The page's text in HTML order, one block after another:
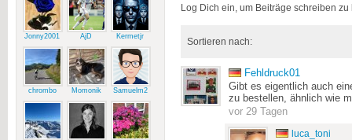
Jonny2001 AjD Kermetjr
chrombo Momonik Samuelm2
Log Dich ein, um Beiträge schreiben zu
Sortieren nach:
Fehldruck01
Gibt es eigentlich auch
zu bestellen, ähnlich wie
vor 29 Tagen
luca_toni